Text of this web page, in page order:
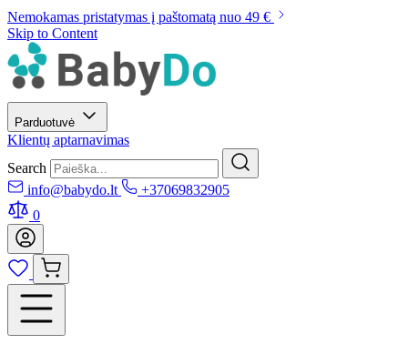
Nemokamas pristatymas į paštomatą nuo 49 €
Skip to Content
Parduotuvė
Klientų aptarnavimas
Search
info@babydo.lt
+37069832905
0